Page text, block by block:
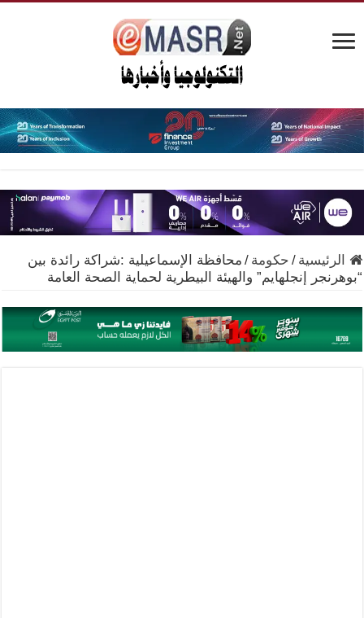
الرئيسية / حكومة / محافظة الإسماعيلية :شراكة رائدة بين
“بوهرنجر إنجلهايم” والهيئة البيطرية لحماية الصحة العامة